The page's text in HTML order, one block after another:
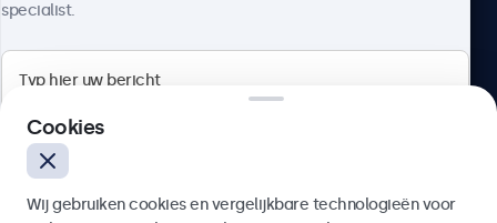
4.8/5 door 5000+ bedrijven
specialist.
Cookies
Wij gebruiken cookies en vergelijkbare technologieën voor